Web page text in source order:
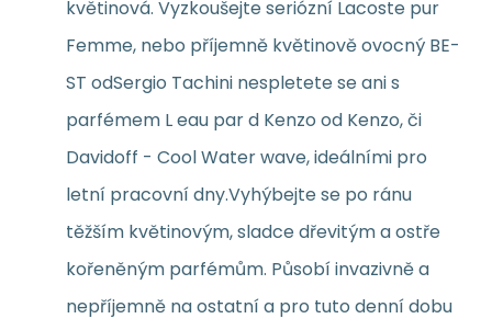
květinová. Vyzkoušejte seriózní Lacoste pur
Femme, nebo příjemně květinově ovocný BE-
ST odSergio Tachini nespletete se ani s
parfémem L eau par d Kenzo od Kenzo, či
Davidoff - Cool Water wave, ideálními pro
letní pracovní dny.Vyhýbejte se po ránu
těžším květinovým, sladce dřevitým a ostře
kořeněným parfémům. Působí invazivně a
nepříjemně na ostatní a pro tuto denní dobu